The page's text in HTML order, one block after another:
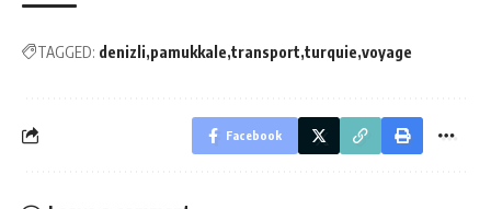
TAGGED: denizli pamukkale transport turquie voyage
Facebook